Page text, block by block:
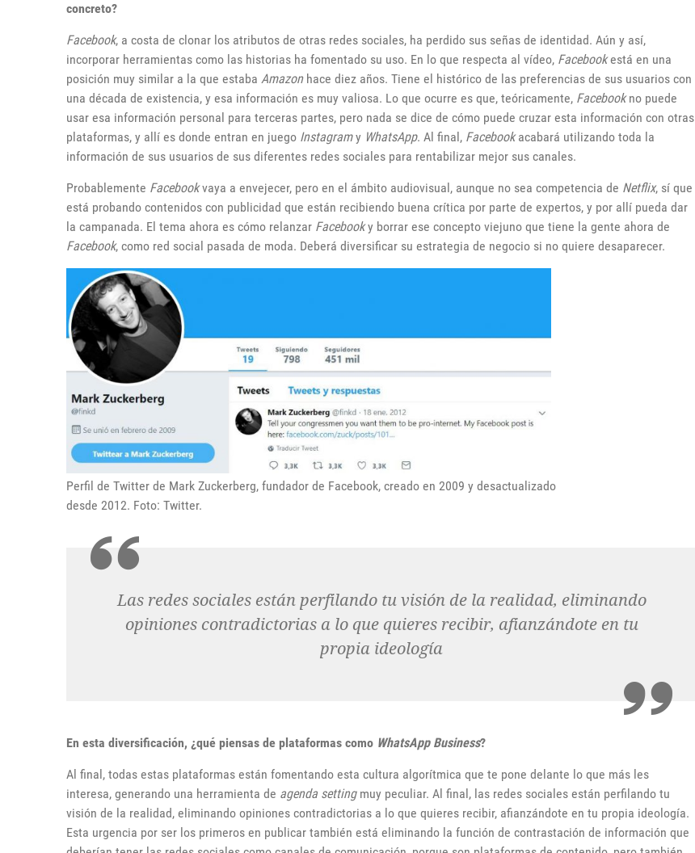
concreto?
Facebook, a costa de clonar los atributos de otras redes sociales, ha perdido sus señas de identidad. Aún y así,
incorporar herramientas como las historias ha fomentado su uso. En lo que respecta al vídeo, Facebookestá en una
posición muy similar a la que estaba Amazonhace diez años. Tiene el histórico de las preferencias de sus usuarios con
una década de existencia, y esa información es muy valiosa. Lo que ocurre es que, teóricamente, Facebookno puede
usar esa información personal para terceras partes, pero nada se dice de cómo puede cruzar esta información con otras
plataformas, y allí es donde entran en juego Instagramy WhatsApp. Al final, Facebookacabará utilizando toda la
información de sus usuarios de sus diferentes redes sociales para rentabilizar mejor sus canales.
Probablemente Facebookvaya a envejecer, pero en el ámbito audiovisual, aunque no sea competencia de Netflix, sí que
está probando contenidos con publicidad que están recibiendo buena crítica por parte de expertos, y por allí pueda dar
la campanada. El tema ahora es cómo relanzar Facebooky borrar ese concepto viejuno que tiene la gente ahora de
Facebook, como red social pasada de moda. Deberá diversificar su estrategia de negocio si no quiere desaparecer.
Perfil de Twitter de Mark Zuckerberg, fundador de Facebook, creado en 2009 y desactualizado
desde 2012. Foto: Twitter.
Las redes sociales están perfilando tu visión de la realidad, eliminando
opiniones contradictorias a lo que quieres recibir, afianzándote en tu
propia ideología
En esta diversificación, ¿qué piensas de plataformas como WhatsApp Business?
Al final, todas estas plataformas están fomentando esta cultura algorítmica que te pone delante lo que más les
interesa, generando una herramienta de agenda settingmuy peculiar. Al final, las redes sociales están perfilando tu
visión de la realidad, eliminando opiniones contradictorias a lo que quieres recibir, afianzándote en tu propia ideología.
Esta urgencia por ser los primeros en publicar también está eliminando la función de contrastación de información que